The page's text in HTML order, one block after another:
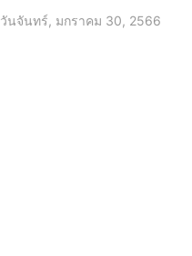
วันจันทร์, มกราคม 30, 2566